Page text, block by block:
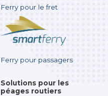
Ferry pour le fret
Ferry pour passagers
Solutions pour les
péages routiers